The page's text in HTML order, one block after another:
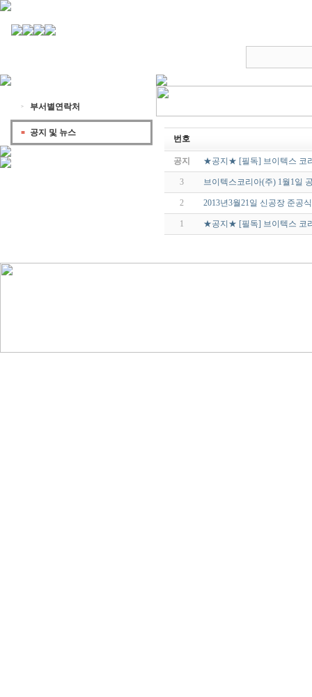
부서별연락처
공지 및 뉴스
번호
공지 ★공지★ [필독] 브이텍스 코
3 브이텍스코리아(주) 1월1일
2 2013년3월21일 신공장 준공식
1 ★공지★ [필독] 브이텍스 코